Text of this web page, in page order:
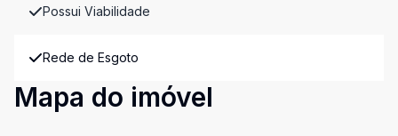
Possui Viabilidade
Rede de Esgoto
Mapa do imóvel